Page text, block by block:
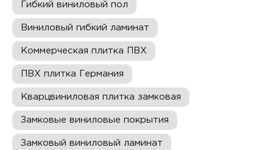
Гибкий виниловый пол
Виниловый гибкий ламинат
Коммерческая плитка ПВХ
ПВХ плитка Германия
Кварцвиниловая плитка замковая
Замковые виниловые покрытия
Замковый виниловый ламинат